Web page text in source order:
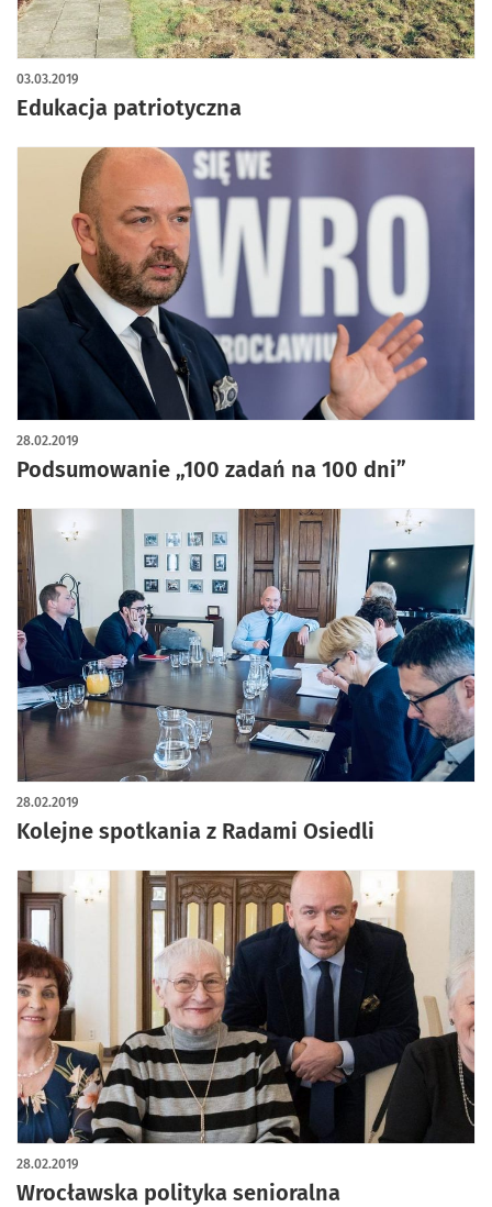
Edukacja patriotyczna
03.03.2019
Podsumowanie „100 zadań na 100 dni”
28.02.2019
Kolejne spotkania z Radami Osiedli
28.02.2019
Wrocławska polityka senioralna
28.02.2019